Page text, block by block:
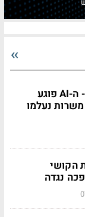
הפיטורים הגדולים בדרך - ה-AI פוגע
113 אלף משרות נעלמו
הקושי
נגדה